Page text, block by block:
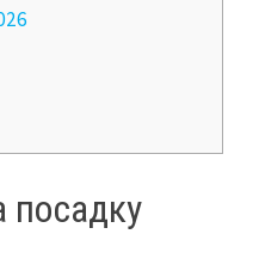
посадку